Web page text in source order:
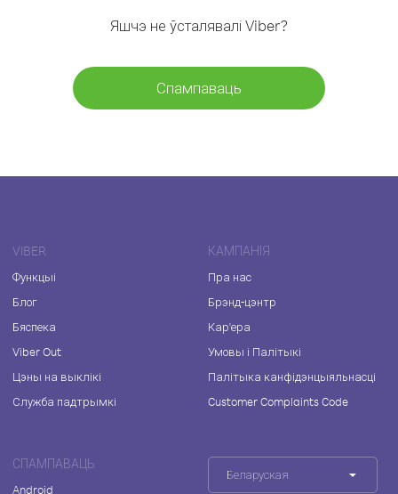
Яшчэ не ўсталявалі Viber?
Спампаваць
VIBER
Функцыі
Блог
Бяспека
Viber Out
Цэны на выклікі
Служба падтрымкі
КАМПАНІЯ
Пра нас
Брэнд-цэнтр
Кар'ера
Умовы і Палітыкі
Палітыка канфідэнцыяльнасці
Customer Complaints Code
СПАМПАВАЦЬ
Android
Беларуская